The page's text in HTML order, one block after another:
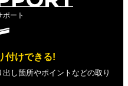
ポート
付けできる!
し箇所やポイントなどの取り